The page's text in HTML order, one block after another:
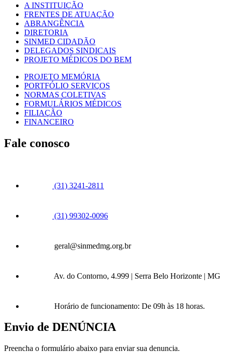
A INSTITUIÇÃO
FRENTES DE ATUAÇÃO
ABRANGÊNCIA
DIRETORIA
SINMED CIDADÃO
DELEGADOS SINDICAIS
PROJETO MÉDICOS DO BEM
PROJETO MEMÓRIA
PORTFÓLIO SERVIÇOS
NORMAS COLETIVAS
FORMULÁRIOS MÉDICOS
FILIAÇÃO
FINANCEIRO
Fale conosco
(31) 3241-2811
(31) 99302-0096
geral@sinmedmg.org.br
Av. do Contorno, 4.999 | Serra Belo Horizonte | MG
Horário de funcionamento: De 09h às 18 horas.
Envio de DENÚNCIA
Preencha o formulário abaixo para enviar sua denuncia.